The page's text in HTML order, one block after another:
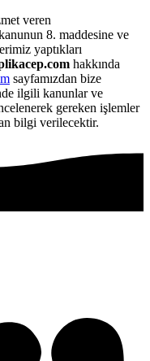
veren
8. maddesine ve
yaptıkları
hakkında
sayfamızdan bize
ilgili kanunlar ve
gereken işlemler
bilgi verilecektir.